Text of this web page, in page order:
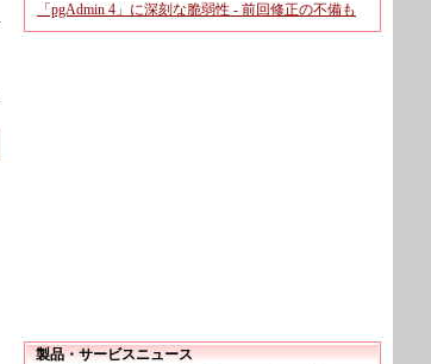
「pgAdmin 4」に深刻な脆弱性 - 前回修正の不備も
製品・サービスニュース